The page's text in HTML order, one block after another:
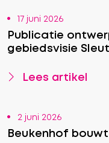
Publicatie
gebiedsvisie
17 juni 2026
Lees artikel
Beukenhof
2 juni 2026